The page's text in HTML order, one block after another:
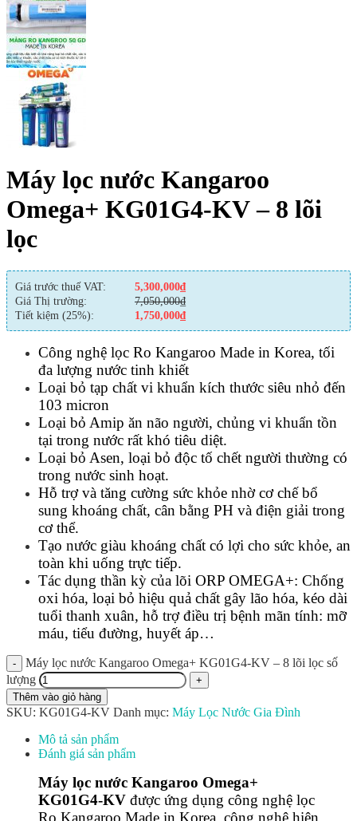
Máy lọc nước Kangaroo
Omega+ KG01G4-KV – 8 lõi
lọc
Giá trước thuế VAT: 5,300,000₫
Giá Thị trường:
7,050,000₫
Tiết kiệm (25%):
1,750,000₫
Công nghệ lọc Ro Kangaroo Made in Korea, tối
đa lượng nước tinh khiết
Loại bỏ tạp chất vi khuẩn kích thước siêu nhỏ đến
103 micron
Loại bỏ Amip ăn não người, chủng vi khuẩn tồn
tại trong nước rất khó tiêu diệt.
Loại bỏ Asen, loại bỏ độc tố chết người thường có
trong nước sinh hoạt.
Hỗ trợ và tăng cường sức khỏe nhờ cơ chế bổ
sung khoáng chất, cân bằng PH và điện giải trong
cơ thể.
Tạo nước giàu khoáng chất có lợi cho sức khỏe, an
toàn khi uống trực tiếp.
Tác dụng thần kỳ của lõi ORP OMEGA+: Chống
oxi hóa, loại bỏ hiệu quả chất gây lão hóa, kéo dài
tuổi thanh xuân, hỗ trợ điều trị bệnh mãn tính: mỡ
máu, tiểu đường, huyết áp…
Máy lọc nước Kangaroo Omega+ KG01G4-KV – 8 lõi lọc số
lượng
Thêm vào giỏ hàng
SKU: KG01G4-KV Danh mục: Máy Lọc Nước Gia Đình
Mô tả sản phẩm
Đánh giá sản phẩm
Máy lọc nước Kangaroo Omega+
KG01G4-KV được ứng dụng công nghệ lọc
Ro Kangaroo Made in Korea, công nghệ hiện